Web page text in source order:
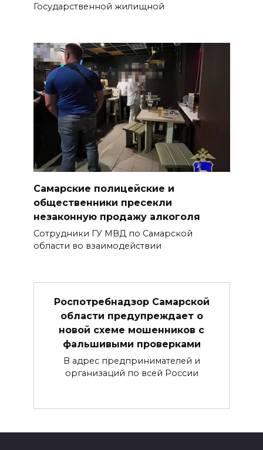
Государственной жилищной
Самарские полицейские и
общественники пресекли
незаконную продажу алкоголя
Сотрудники ГУ МВД по Самарской
области во взаимодействии
Роспотребнадзор Самарской
области предупреждает о
новой схеме мошенников с
фальшивыми проверками
В адрес предпринимателей и
организаций по всей России